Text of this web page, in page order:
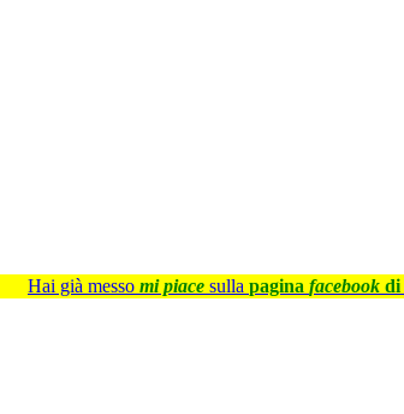
Hai già messo mi piace sulla pagina facebook di